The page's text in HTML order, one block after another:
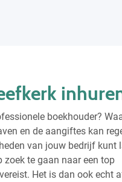
boekhouder?
en de aangiftes kan
van jouw bedrijf kunt
zoek te gaan naar een top
Het is dan ook echt